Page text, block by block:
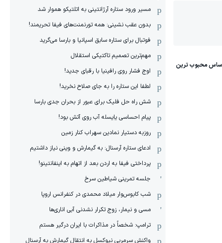
مسیر ورود ستاره آرژانتینی به اتلتیکو هموار شد
بدون عقب نشینی: همه تورنمنت‌های فیفا تحریمند!
فوتبال برای ستاره سابق اسپانیا و بارسا می‌گرید
مهم‌ترین تصمیم تاکتیکی استقلال
اوج فشار روی رافینیا با رقبای جدید!
لطفا این ستاره را به جای صلاح نخرید!
شش راه حل فلیک برای عبور از بحران جدی بارسا
پیام احساسی یایسله آب روی آتش بود!
روزبه دستیار نمادین سهراب کنار زمین
ادعای ستاره آرسنال: به گیمارش و وینی نیاز داشتیم
پرداختی فیفا به اردن بعد از اتهام به اینفانتینو!
جلسه تمرینی شیاطین سرخ
شب کابوس‌وار میلاد محمدی در کنفرانس اروپا
مسی و نیمار، زوج تکرار نشدنی آبی اناری‌ها
ترامپ: شخصاً در مذاکرات با ایران درگیر هستم
واکنش سرمربی نیوکسل به انتقال گیمارش به آرسنال